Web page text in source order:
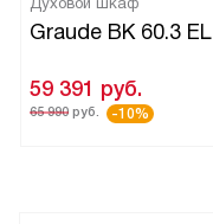
Graude BK 60.3 EL
59 391 руб.
65 990 руб. -10%